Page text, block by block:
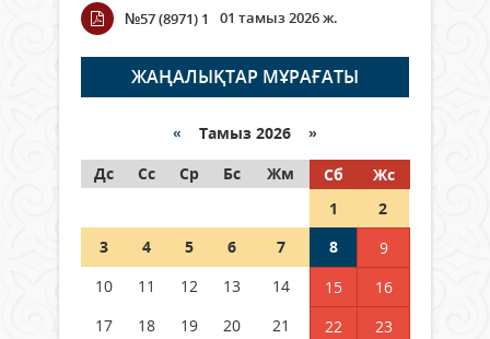
Wi-Fi ҚАБЫРҒА АРҚЫЛЫ ҚАЛАЙ
ӨТЕДІ?
06 тамыз 2026 ж. 266
граждане Казахстана,
05 тамыз 2026 ж. 147
Шетелде жүрген Қазақстан
азаматтары қалай дауыс бере
№57 (8971) 1
01 тамыз 2026 ж.
ЖАҢАЛЫҚТАР МҰРАҒАТЫ
« Тамыз 2026 »
Дс
Сс Ср Бс Жм Сб
Жс
1
2
3
4 5 6 7 8
9
10
11 12 13 14 15
16
17
18 19 20 21 22
23